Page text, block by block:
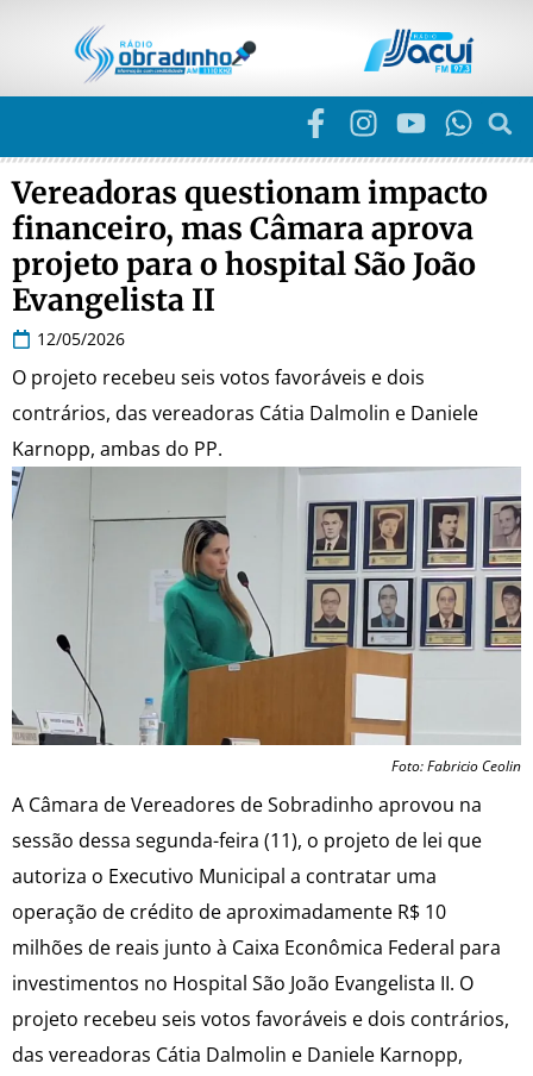
Vereadoras questionam impacto
financeiro, mas Câmara aprova
projeto para o hospital São João
Evangelista II
12/05/2026
O projeto recebeu seis votos favoráveis e dois
contrários, das vereadoras Cátia Dalmolin e Daniele
Karnopp, ambas do PP.
Foto: Fabricio Ceolin
A Câmara de Vereadores de Sobradinho aprovou na
sessão dessa segunda-feira (11), o projeto de lei que
autoriza o Executivo Municipal a contratar uma
operação de crédito de aproximadamente R$ 10
milhões de reais junto à Caixa Econômica Federal para
investimentos no Hospital São João Evangelista II. O
projeto recebeu seis votos favoráveis e dois contrários,
das vereadoras Cátia Dalmolin e Daniele Karnopp,